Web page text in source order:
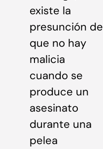
existe la
presunción de
que no hay
malicia
cuando se
produce un
asesinato
durante una
pelea